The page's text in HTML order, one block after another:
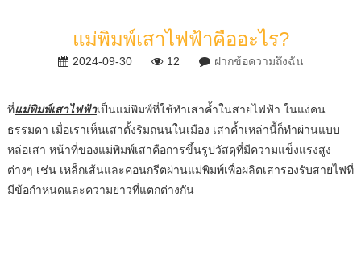
แม่พิมพ์เสาไฟฟ้าคืออะไร?
2024-09-30 12 ฝากข้อความถึงฉัน
ที่แม่พิมพ์เสาไฟฟ้าเป็นแม่พิมพ์ที่ใช้ทำเสาค้ำในสายไฟฟ้า ในแง่คน
ธรรมดา เมื่อเราเห็นเสาตั้งริมถนนในเมือง เสาค้ำเหล่านี้ก็ทำผ่านแบบ
หล่อเสา หน้าที่ของแม่พิมพ์เสาคือการขึ้นรูปวัสดุที่มีความแข็งแรงสูง
ต่างๆ เช่น เหล็กเส้นและคอนกรีตผ่านแม่พิมพ์เพื่อผลิตเสารองรับสายไฟที่
มีข้อกำหนดและความยาวที่แตกต่างกัน